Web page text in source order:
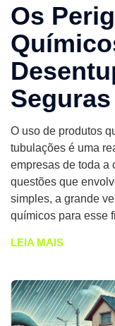
Os
Seguras
O uso de produtos
tubulações é uma
empresas de toda a
questões que
simples, a grande
químicos para esse
LEIA MAIS